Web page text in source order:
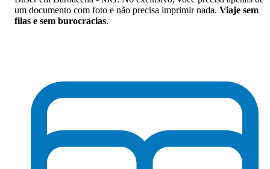
um documento com foto e não precisa imprimir nada. Viaje sem
filas e sem burocracias.